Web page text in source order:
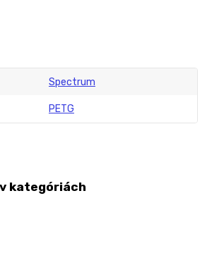
Spectrum
PETG
kategóriách